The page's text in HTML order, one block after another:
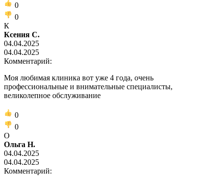
0
0
К
Ксения С.
04.04.2025
04.04.2025
Комментарий:
Моя любимая клиника вот уже 4 года, очень
профессиональные и внимательные специалисты,
великолепное обслуживание
0
0
О
Ольга Н.
04.04.2025
04.04.2025
Комментарий: